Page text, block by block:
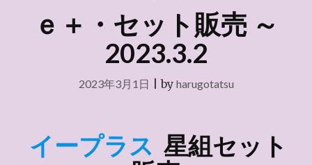
ｅ＋・セット販売 ～
2023.3.2
2023年3月1日 |by harugotatsu
イープラス 星組セット